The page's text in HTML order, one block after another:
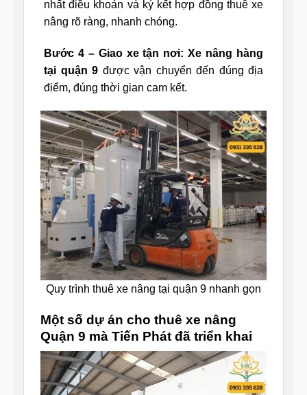
nhất điều khoản và ký kết hợp đồng thuê xe
nâng rõ ràng, nhanh chóng.
Bước 4 – Giao xe tận nơi: Xe nâng hàng
tại quận 9 được vận chuyển đến đúng địa
điểm, đúng thời gian cam kết.
Quy trình thuê xe nâng tại quận 9 nhanh gọn
Một số dự án cho thuê xe nâng
Quận 9 mà Tiến Phát đã triển khai